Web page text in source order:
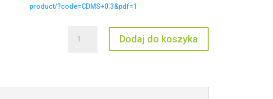
product/?code=CDMS+0.3&pdf=1
CDMS
Dodaj do koszyka